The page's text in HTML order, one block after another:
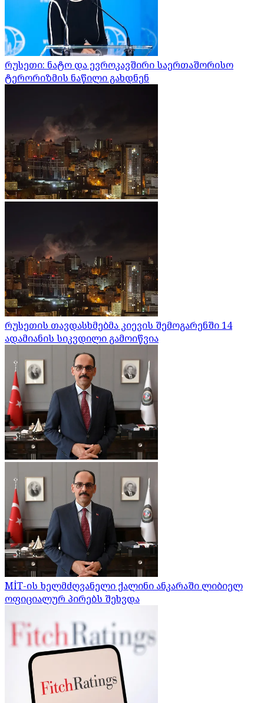
რუსეთი: ნატო და ევროკავშირი საერთაშორისო
ტერორიზმის ნაწილი გახდნენ
რუსეთის თავდასხმებმა კიევის შემოგარენში 14
ადამიანის სიკვდილი გამოიწვია
MİT-ის ხელმძღვანელი ქალინი ანკარაში ლიბიელ
ოფიციალურ პირებს შეხვდა